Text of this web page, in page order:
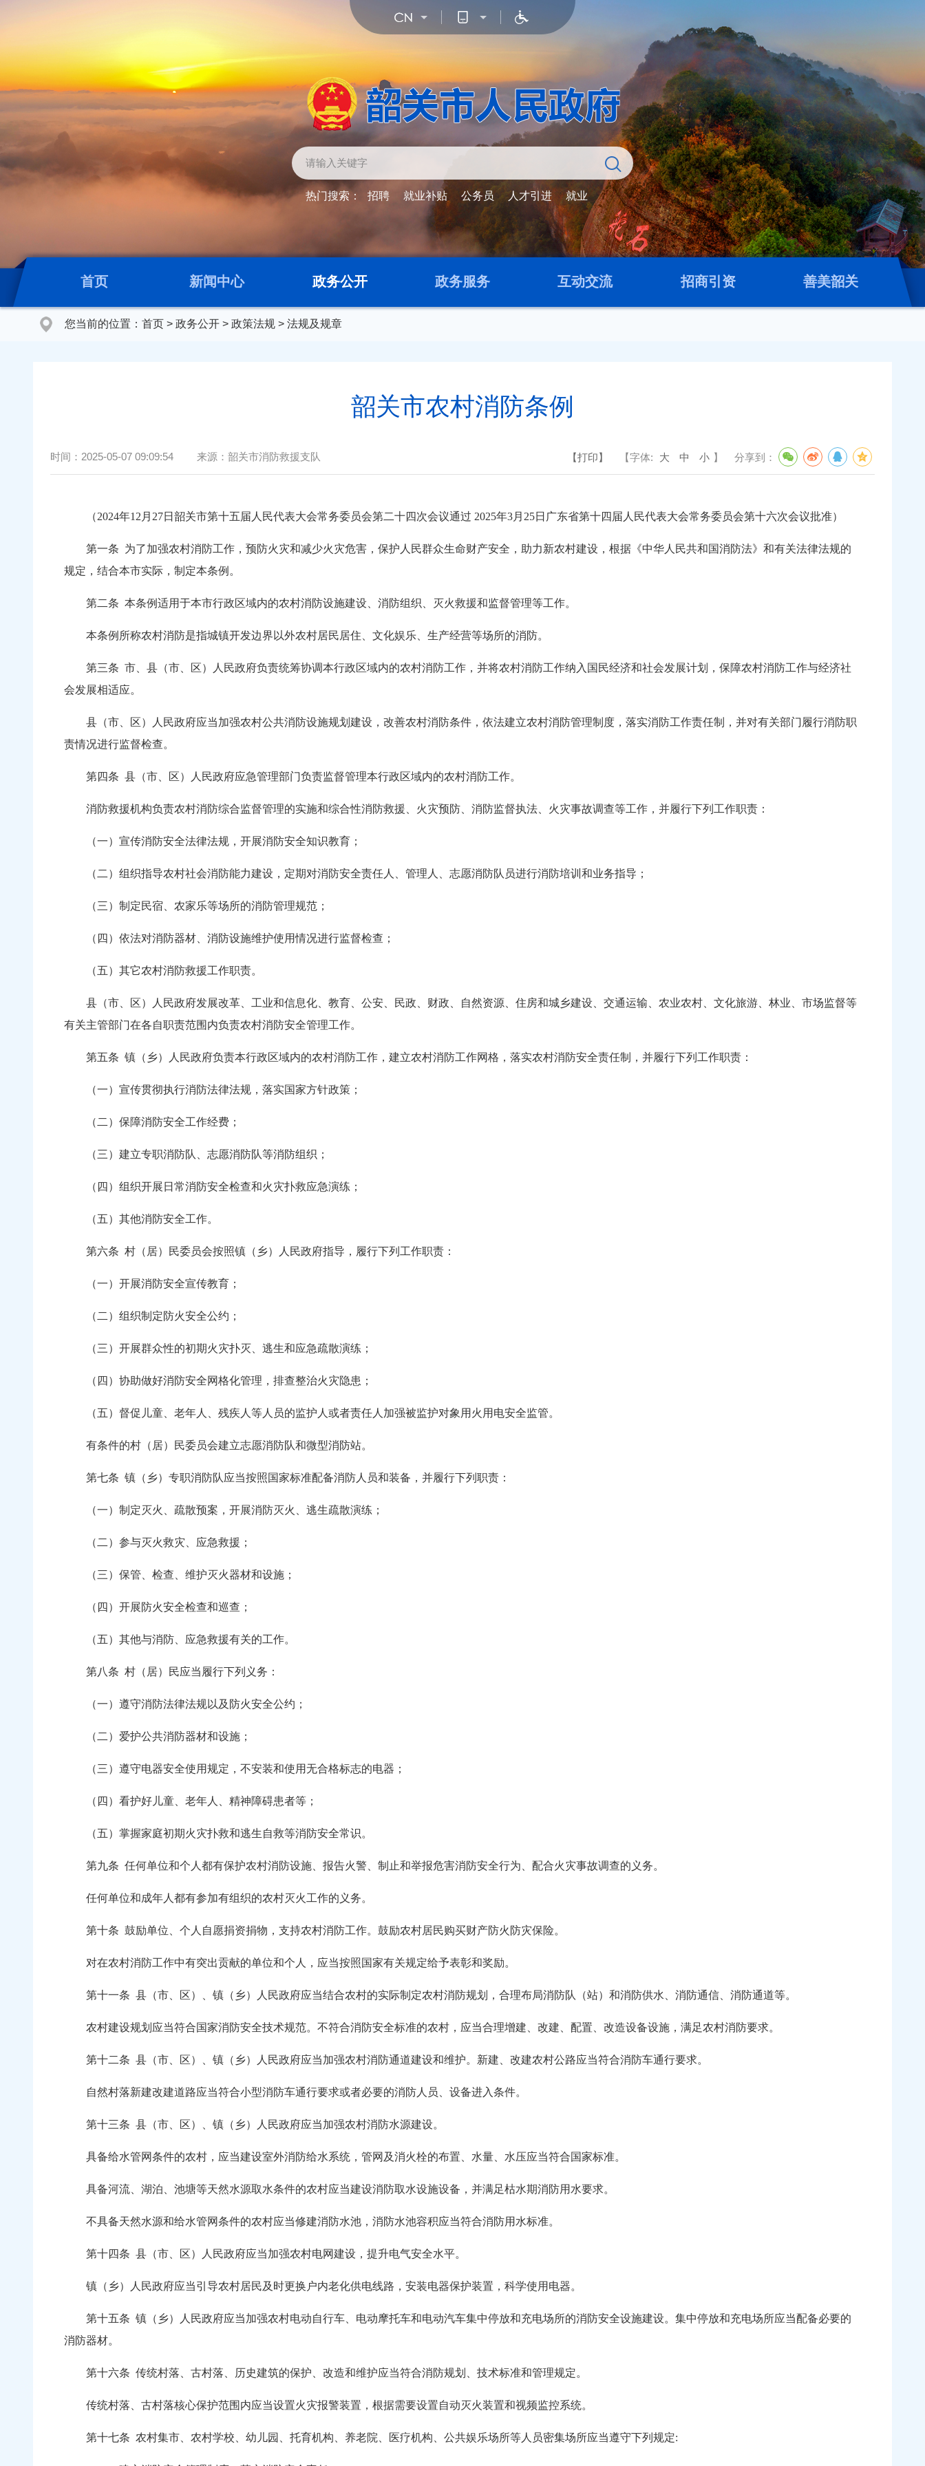
热门搜索： 招聘 就业补贴 公务员 人才引进 就业
首页 新闻中心 政务公开 政务服务 互动交流 招商引资 善美韶关
您当前的位置： 首页 > 政务公开 > 政策法规 > 法规及规章
韶关市农村消防条例
时间： 2025-05-07 09:09:54 来源： 韶关市消防救援支队 【打印】 【字体: 大 中 小 】 分享到：
（2024年12月27日韶关市第十五届人民代表大会常务委员会第二十四次会议通过 2025年3月25日广东省第十四届人民代表大会常务委员会第十六次会议批准）
第一条 为了加强农村消防工作，预防火灾和减少火灾危害，保护人民群众生命财产安全，助力新农村建设，根据《中华人民共和国消防法》和有关法律法规的
规定，结合本市实际，制定本条例。
第二条 本条例适用于本市行政区域内的农村消防设施建设、消防组织、灭火救援和监督管理等工作。
本条例所称农村消防是指城镇开发边界以外农村居民居住、文化娱乐、生产经营等场所的消防。
第三条 市、县（市、区）人民政府负责统筹协调本行政区域内的农村消防工作，并将农村消防工作纳入国民经济和社会发展计划，保障农村消防工作与经济社
会发展相适应。
县（市、区）人民政府应当加强农村公共消防设施规划建设，改善农村消防条件，依法建立农村消防管理制度，落实消防工作责任制，并对有关部门履行消防职
责情况进行监督检查。
第四条 县（市、区）人民政府应急管理部门负责监督管理本行政区域内的农村消防工作。
消防救援机构负责农村消防综合监督管理的实施和综合性消防救援、火灾预防、消防监督执法、火灾事故调查等工作，并履行下列工作职责：
（一）宣传消防安全法律法规，开展消防安全知识教育；
（二）组织指导农村社会消防能力建设，定期对消防安全责任人、管理人、志愿消防队员进行消防培训和业务指导；
（三）制定民宿、农家乐等场所的消防管理规范；
（四）依法对消防器材、消防设施维护使用情况进行监督检查；
（五）其它农村消防救援工作职责。
县（市、区）人民政府发展改革、工业和信息化、教育、公安、民政、财政、自然资源、住房和城乡建设、交通运输、农业农村、文化旅游、林业、市场监督等
有关主管部门在各自职责范围内负责农村消防安全管理工作。
第五条 镇（乡）人民政府负责本行政区域内的农村消防工作，建立农村消防工作网格，落实农村消防安全责任制，并履行下列工作职责：
（一）宣传贯彻执行消防法律法规，落实国家方针政策；
（二）保障消防安全工作经费；
（三）建立专职消防队、志愿消防队等消防组织；
（四）组织开展日常消防安全检查和火灾扑救应急演练；
（五）其他消防安全工作。
第六条 村（居）民委员会按照镇（乡）人民政府指导，履行下列工作职责：
（一）开展消防安全宣传教育；
（二）组织制定防火安全公约；
（三）开展群众性的初期火灾扑灭、逃生和应急疏散演练；
（四）协助做好消防安全网格化管理，排查整治火灾隐患；
（五）督促儿童、老年人、残疾人等人员的监护人或者责任人加强被监护对象用火用电安全监管。
有条件的村（居）民委员会建立志愿消防队和微型消防站。
第七条 镇（乡）专职消防队应当按照国家标准配备消防人员和装备，并履行下列职责：
（一）制定灭火、疏散预案，开展消防灭火、逃生疏散演练；
（二）参与灭火救灾、应急救援；
（三）保管、检查、维护灭火器材和设施；
（四）开展防火安全检查和巡查；
（五）其他与消防、应急救援有关的工作。
第八条 村（居）民应当履行下列义务：
（一）遵守消防法律法规以及防火安全公约；
（二）爱护公共消防器材和设施；
（三）遵守电器安全使用规定，不安装和使用无合格标志的电器；
（四）看护好儿童、老年人、精神障碍患者等；
（五）掌握家庭初期火灾扑救和逃生自救等消防安全常识。
第九条 任何单位和个人都有保护农村消防设施、报告火警、制止和举报危害消防安全行为、配合火灾事故调查的义务。
任何单位和成年人都有参加有组织的农村灭火工作的义务。
第十条 鼓励单位、个人自愿捐资捐物，支持农村消防工作。鼓励农村居民购买财产防火防灾保险。
对在农村消防工作中有突出贡献的单位和个人，应当按照国家有关规定给予表彰和奖励。
第十一条 县（市、区）、镇（乡）人民政府应当结合农村的实际制定农村消防规划，合理布局消防队（站）和消防供水、消防通信、消防通道等。
农村建设规划应当符合国家消防安全技术规范。不符合消防安全标准的农村，应当合理增建、改建、配置、改造设备设施，满足农村消防要求。
第十二条 县（市、区）、镇（乡）人民政府应当加强农村消防通道建设和维护。新建、改建农村公路应当符合消防车通行要求。
自然村落新建改建道路应当符合小型消防车通行要求或者必要的消防人员、设备进入条件。
第十三条 县（市、区）、镇（乡）人民政府应当加强农村消防水源建设。
具备给水管网条件的农村，应当建设室外消防给水系统，管网及消火栓的布置、水量、水压应当符合国家标准。
具备河流、湖泊、池塘等天然水源取水条件的农村应当建设消防取水设施设备，并满足枯水期消防用水要求。
不具备天然水源和给水管网条件的农村应当修建消防水池，消防水池容积应当符合消防用水标准。
第十四条 县（市、区）人民政府应当加强农村电网建设，提升电气安全水平。
镇（乡）人民政府应当引导农村居民及时更换户内老化供电线路，安装电器保护装置，科学使用电器。
第十五条 镇（乡）人民政府应当加强农村电动自行车、电动摩托车和电动汽车集中停放和充电场所的消防安全设施建设。集中停放和充电场所应当配备必要的
消防器材。
第十六条 传统村落、古村落、历史建筑的保护、改造和维护应当符合消防规划、技术标准和管理规定。
传统村落、古村落核心保护范围内应当设置火灾报警装置，根据需要设置自动灭火装置和视频监控系统。
第十七条 农村集市、农村学校、幼儿园、托育机构、养老院、医疗机构、公共娱乐场所等人员密集场所应当遵守下列规定: